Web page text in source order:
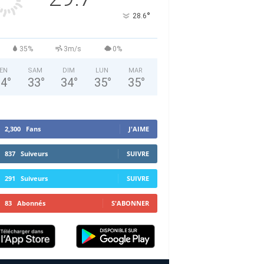
28.6°
35% 3m/s 0%
°
SAM
33°
DIM
34°
LUN
35°
MAR
35°
2,300 Fans J'AIME
837 Suiveurs SUIVRE
291 Suiveurs SUIVRE
83 Abonnés S'ABONNER